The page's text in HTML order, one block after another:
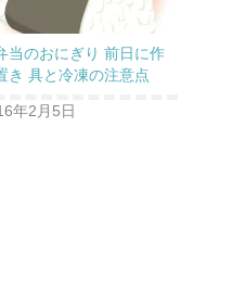
当のおにぎり 前日に作
き 具と冷凍の注意点
年2月5日